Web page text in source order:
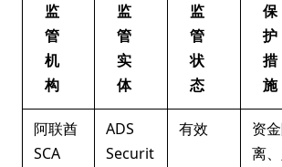
监
管
机
构
监
管
实
体
监
管
状
态
保
护
措
施
阿联酋
SCA
ADS
Securit
有效
资
离